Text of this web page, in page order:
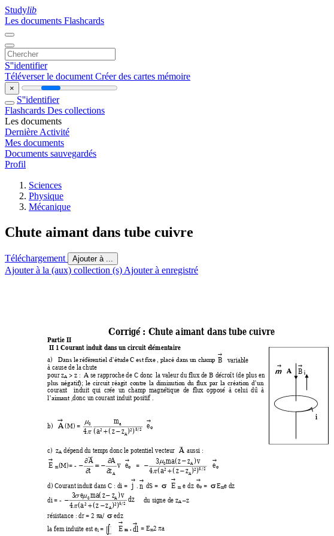
Studylib
Les documents Flashcards
S''identifier
Téléverser le document Créer des cartes mémoire
×
S''identifier
Flashcards Des collections
Les documents
Dernière Activité
Mes documents
Documents sauvegardés
Profil
Sciences
Physique
Mécanique
Chute aimant dans tube cuivre
Téléchargement Ajouter à ...
Ajouter à la (aux) collection (s) Ajouter à enregistré
Corrigé : Chute aimant dans tube cuivre
Partie II
II 1 Courant induit dans un circuit élémentaire
a) Dans le référentiel d’étude C est fixe , placé dans un champ B

  variable
à cause de la chute
pour zA > z : A se rapproche de C donc la valeur du flux de B décroît (de plus en
plus négatif); le circuit réagit contre la diminution du flux par la création d’un
courant    induit qui  crée un  champ  magnétique  de  flux  opposé  à  celui  dû  à
l’aimant ,donc un courant induit positif .
b) A

(M) =
0
3/2
4 ( ² ( )²)
a
A
m
a
z z


 

e
c)  zA dépend du temps donc le potentiel vecteur A aussi :
E

m(M)= -
A
AA
v
tz

  
 

e
  =
0
5/2
3 (
)
4 ( ² ( )²)
A
A
ma z z
v
a
z z




 

e
d) Courant induit dans C : di = j

.n
 dS =  E

m e dz 

e = Eme dz
di = -
0
5/2
3
( )
4 ( ² ( )²)
A
A
e ma z z v dz
a z z





     du signe de z
A –z
résistance : dr = 2 a/ edz
la fem induite est ei =  E

m .dl
 = Em2 a
m

  A
B

i
  i